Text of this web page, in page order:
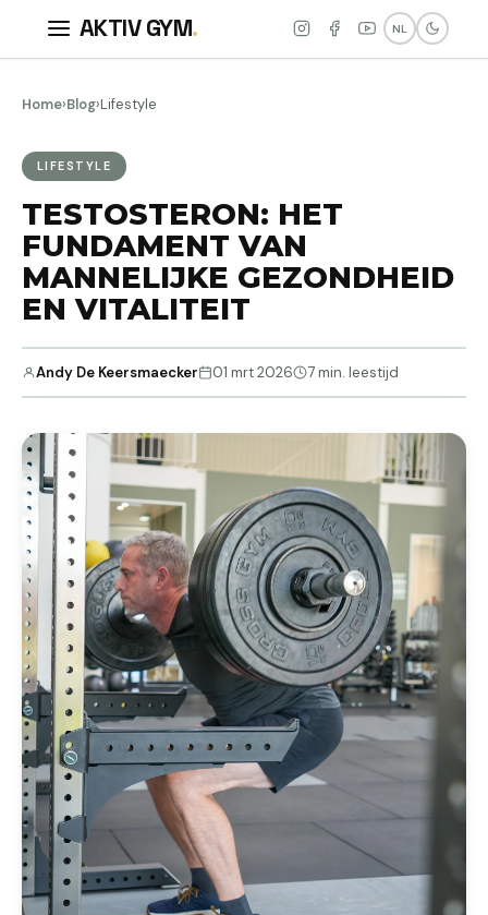
AKTIV GYM. NL
Home›Blog›Lifestyle
LIFESTYLE
TESTOSTERON: HET
FUNDAMENT VAN
MANNELIJKE GEZONDHEID
EN VITALITEIT
Andy De Keersmaecker 01 mrt 2026 7 min. leestijd